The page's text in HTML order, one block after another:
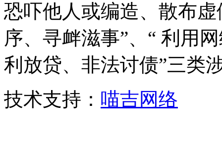
恐吓他人或编造、散布
序、寻衅滋事”、“ 利用
利放贷、非法讨债”三类
技术支持： 喵吉网络